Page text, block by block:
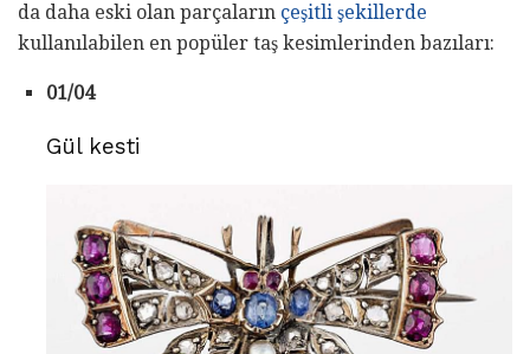
da daha eski olan parçaların çeşitli şekillerde
kullanılabilen en popüler taş kesimlerinden bazıları:
01/04
Gül kesti